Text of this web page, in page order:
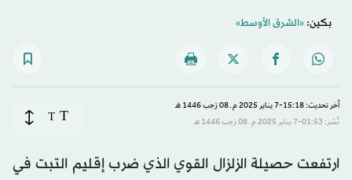
seconds
بكين:«الشرق الأوسط»
آخر تحديث: 15:18-7 يناير 2025 م ـ 08 رَجب 1446 هـ
نُشر: 01:53-7 يناير 2025 م ـ 08 رَجب 1446 هـ
T
T
ارتفعت حصيلة الزلزال القوي الذي ضرب إقليم التبت في